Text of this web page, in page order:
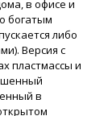
в офисе и
богатым
либо
Версия с
пластмассы и
в